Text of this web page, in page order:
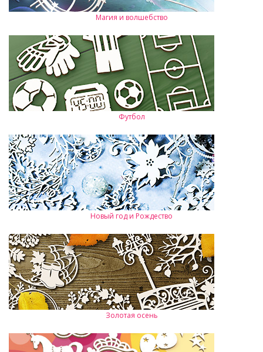
Магия и волшебство
Футбол
Новый год и Рождество
Золотая осень